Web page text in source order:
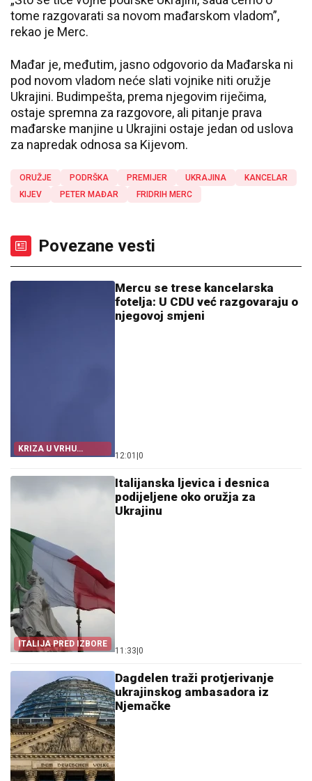
tome razgovarati sa novom mađarskom vladom”,
rekao je Merc.
Mađar je, međutim, jasno odgovorio da Mađarska ni
pod novom vladom neće slati vojnike niti oružje
Ukrajini. Budimpešta, prema njegovim riječima,
ostaje spremna za razgovore, ali pitanje prava
mađarske manjine u Ukrajini ostaje jedan od uslova
za napredak odnosa sa Kijevom.
ORUŽJE PODRŠKA PREMIJER UKRAJINA
KANCELAR
KIJEV
PETER MAĐAR FRIDRIH MERC
Povezane vesti
KRIZA U VRHU
NJEMAČKE
Mercu se trese kancelarska
fotelja: U CDU već razgovaraju o
njegovoj smjeni
12:01 0
ITALIJA PRED IZBORE
Italijanska ljevica i desnica
podijeljene oko oružja za
Ukrajinu
11:33 0
Dagdelen traži protjerivanje
ukrajinskog ambasadora iz
Njemačke